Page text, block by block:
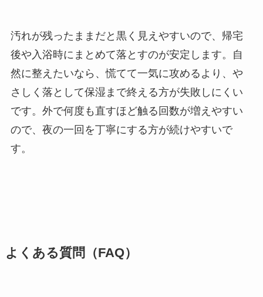
汚れが残ったままだと黒く見えやすいので、帰宅
後や入浴時にまとめて落とすのが安定します。自
然に整えたいなら、慌てて一気に攻めるより、や
さしく落として保湿まで終える方が失敗しにくい
です。外で何度も直すほど触る回数が増えやすい
ので、夜の一回を丁寧にする方が続けやすいで
す。
よくある質問（FAQ）